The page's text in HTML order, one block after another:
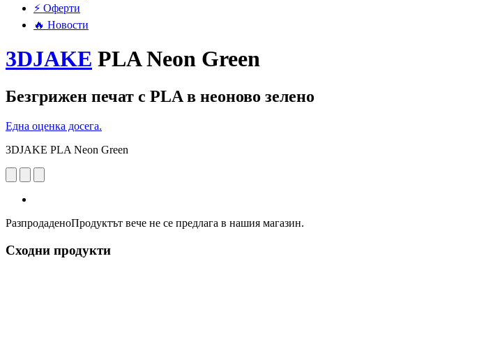
⚡ Оферти
🔥 Новости
3DJAKE PLA Neon Green
Безгрижен печат с PLA в неоново зелено
Една оценка досега.
3DJAKE PLA Neon Green
РазпродаденоПродуктът вече не се предлага в нашия магазин.
Сходни продукти